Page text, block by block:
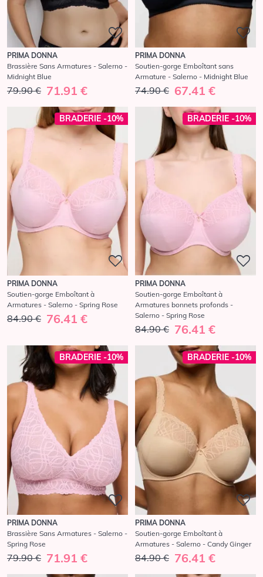
PRIMA DONNA
Brassière Sans Armatures - Salerno -
Midnight Blue
79.90 € 71.91 €
PRIMA DONNA
Soutien-gorge Emboîtant sans
Armature - Salerno - Midnight Blue
74.90 € 67.41 €
BRADERIE -10%
PRIMA DONNA
Soutien-gorge Emboîtant à
Armatures - Salerno - Spring Rose
84.90 € 76.41 €
BRADERIE -10%
PRIMA DONNA
Soutien-gorge Emboîtant à
Armatures bonnets profonds -
Salerno - Spring Rose
84.90 € 76.41 €
BRADERIE -10%
PRIMA DONNA
Brassière Sans Armatures - Salerno -
Spring Rose
79.90 € 71.91 €
BRADERIE -10%
PRIMA DONNA
Soutien-gorge Emboîtant à
Armatures - Salerno - Candy Ginger
84.90 € 76.41 €